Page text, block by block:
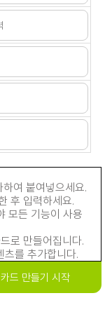
여 붙여넣으세요.
후 입력하세요.
모든 기능이 사용
로 만들어집니다.
츠를 추가합니다.
드 만들기 시작